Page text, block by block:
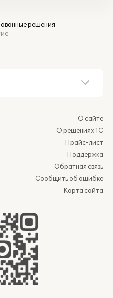
решения
О сайте
О решениях 1С
Прайс-лист
Поддержка
Обратная связь
Сообщить об ошибке
Карта сайта